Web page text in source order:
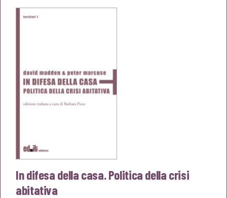
In difesa della casa. Politica della crisi
abitativa